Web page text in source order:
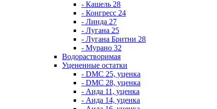
- Кашель 28
- Конгресс 24
- Линда 27
- Лугана 25
- Лугана Бритни 28
- Мурано 32
Водорастворимая
Уцененные остатки
- DMC 25, уценка
- DMC 28, уценка
- Аида 11, уценка
- Аида 14, уценка